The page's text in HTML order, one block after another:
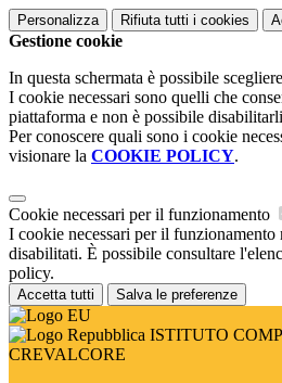
Personalizza Rifiuta tutti i cookies
Gestione cookie
In questa schermata è possibile
I cookie necessari sono quelli che
piattaforma e non è possibile
Per conoscere quali sono i cookie
visionare la COOKIE POLICY.
Cookie necessari per il funzionamento
I cookie necessari per il funzionamento
disabilitati. È possibile consultare
policy.
Accetta tutti Salva le preferenze
ISTITUTO
CREVALCORE